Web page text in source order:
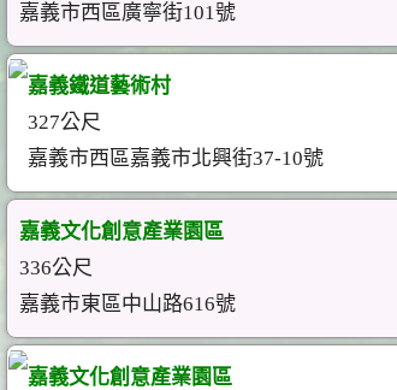
嘉義市西區廣寧街101號
嘉義鐵道藝術村
327公尺
嘉義市西區嘉義市北興街37-10號
嘉義文化創意產業園區
336公尺
嘉義市東區中山路616號
嘉義文化創意產業園區